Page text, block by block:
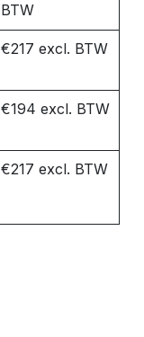
BTW
€217 excl. BTW
€194 excl. BTW
€217 excl. BTW